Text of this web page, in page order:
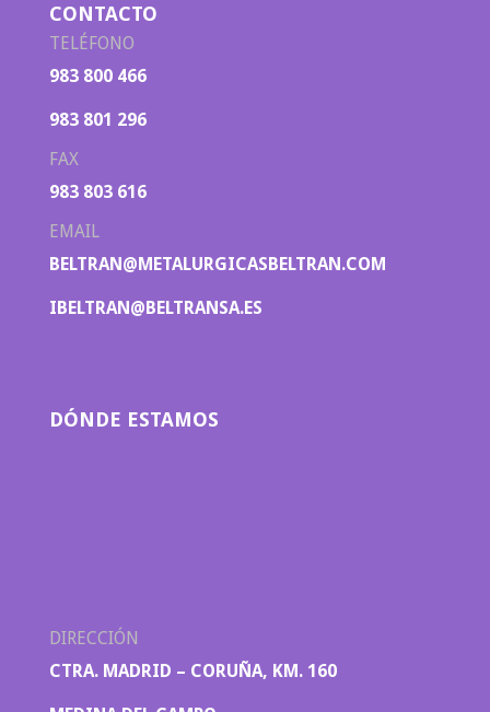
CONTACTO
TELÉFONO
983 800 466
983 801 296
FAX
983 803 616
EMAIL
BELTRAN@METALURGICASBELTRAN.COM
IBELTRAN@BELTRANSA.ES
DÓNDE ESTAMOS
DIRECCIÓN
CTRA. MADRID – CORUÑA, KM. 160